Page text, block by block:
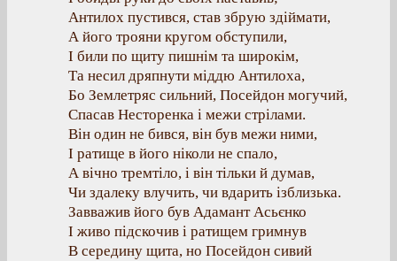
Антилох пустився, став збрую здіймати,
А його трояни кругом обступили,
І били по щиту пишнім та широкім,
Та несил дряпнути міддю Антилоха,
Бо Землетряс сильний, Посейдон могучий,
Спасав Несторенка і межи стрілами.
Він один не бився, він був межи ними,
І ратище в його ніколи не спало,
А вічно тремтіло, і він тільки й думав,
Чи здалеку влучить, чи вдарить ізблизька.
Завважив його був Адамант Асьєнко
І живо підскочив і ратищем гримнув
В середину щита, но Посейдон сивий